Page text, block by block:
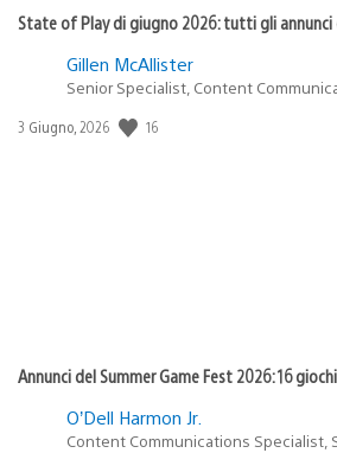
State of Play di giugno 2026: tutti gli annunci
Gillen McAllister
Senior Specialist, Content
Data
3 Giugno, 2026 16
Annunci del Summer Game Fest 2026: 16
O’Dell Harmon Jr.
Content Communications Specialist,